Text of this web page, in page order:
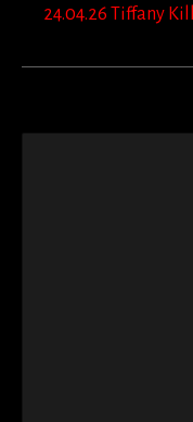
24.04.26 Tiffany